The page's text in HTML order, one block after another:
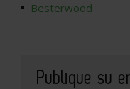
Besterwood
Publique su